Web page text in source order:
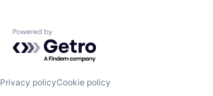
Powered by Getro.com
Privacy policyCookie policy